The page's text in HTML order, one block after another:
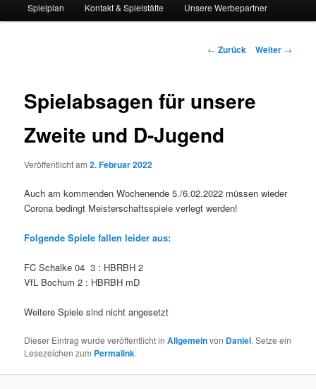
Spielplan Kontakt & Spielstätte Unsere Werbepartner
Beitrags-
← Zurück Weiter →
Spielabsagen für unsere
Zweite und D-Jugend
Veröffentlicht am2. Februar 2022
Auch am kommenden Wochenende 5./6.02.2022 müssen wieder
Corona bedingt Meisterschaftsspiele verlegt werden!
Folgende Spiele fallen leider aus:
FC Schalke 04 3 : HBRBH 2
VfL Bochum 2 : HBRBH mD
Weitere Spiele sind nicht angesetzt
Dieser Eintrag wurde veröffentlicht inAllgemeinvon Daniel. Setze ein
Lesezeichen zum Permalink.